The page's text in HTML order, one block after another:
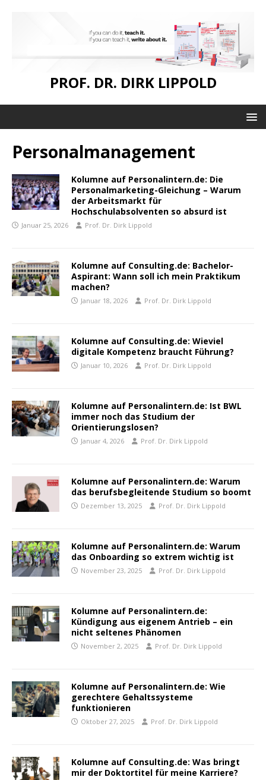
PROF. DR. DIRK LIPPOLD
Personalmanagement
Kolumne auf Personalintern.de: Die
Personalmarketing-Gleichung – Warum
der Arbeitsmarkt für
Hochschulabsolventen so absurd ist
Januar 25, 2026 Prof. Dr. Dirk Lippold
Kolumne auf Consulting.de: Bachelor-
Aspirant: Wann soll ich mein Praktikum
machen?
Januar 18, 2026 Prof. Dr. Dirk Lippold
Kolumne auf Consulting.de: Wieviel
digitale Kompetenz braucht Führung?
Januar 10, 2026 Prof. Dr. Dirk Lippold
Kolumne auf Personalintern.de: Ist BWL
immer noch das Studium der
Orientierungslosen?
Januar 4, 2026 Prof. Dr. Dirk Lippold
Kolumne auf Personalintern.de: Warum
das berufsbegleitende Studium so boomt
Dezember 13, 2025 Prof. Dr. Dirk Lippold
Kolumne auf Personalintern.de: Warum
das Onboarding so extrem wichtig ist
November 23, 2025 Prof. Dr. Dirk Lippold
Kolumne auf Personalintern.de:
Kündigung aus eigenem Antrieb – ein
nicht seltenes Phänomen
November 2, 2025 Prof. Dr. Dirk Lippold
Kolumne auf Personalintern.de: Wie
gerechtere Gehaltssysteme
funktionieren
Oktober 27, 2025 Prof. Dr. Dirk Lippold
Kolumne auf Consulting.de: Was bringt
mir der Doktortitel für meine Karriere?